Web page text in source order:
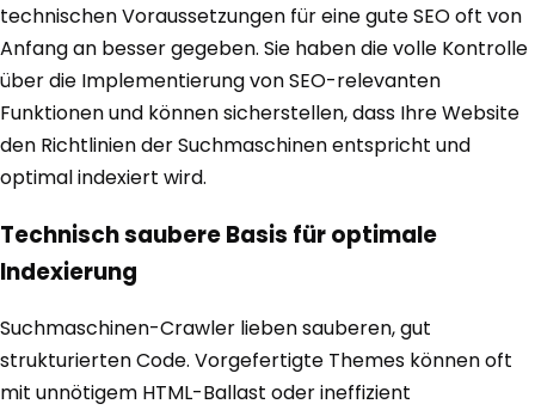
technischen Voraussetzungen für eine gute SEO oft von
Anfang an besser gegeben. Sie haben die volle Kontrolle
über die Implementierung von SEO-relevanten
Funktionen und können sicherstellen, dass Ihre Website
den Richtlinien der Suchmaschinen entspricht und
optimal indexiert wird.
Technisch saubere Basis für optimale
Indexierung
Suchmaschinen-Crawler lieben sauberen, gut
strukturierten Code. Vorgefertigte Themes können oft
mit unnötigem HTML-Ballast oder ineffizient